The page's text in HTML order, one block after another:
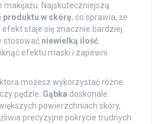
makijażu. Najskuteczniejszą
produktu w skórę, co sprawia, że
efekt staje się znacznie bardziej
stosować niewielką ilość
efektu maski i zapewni
możesz wykorzystać różne
pędzle. Gąbka doskonale
powierzchniach skóry,
precyzyjne pokrycie trudnych